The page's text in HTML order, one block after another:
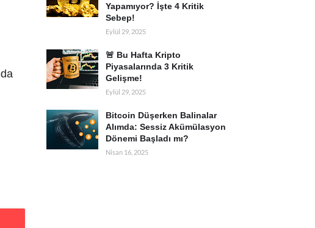
Yapamıyor? İşte 4 Kritik
Sebep!
Eylül 29, 2025
🚨 Bu Hafta Kripto
Piyasalarında 3 Kritik
Gelişme!
Eylül 29, 2025
Bitcoin Düşerken Balinalar
Alımda: Sessiz Akümülasyon
Dönemi Başladı mı?
Nisan 16, 2025